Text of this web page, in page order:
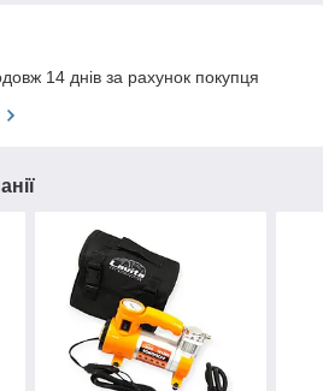
14 днів за рахунок покупця